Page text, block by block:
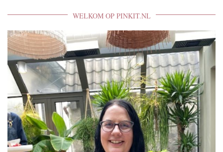
WELKOM OP PINKIT.NL